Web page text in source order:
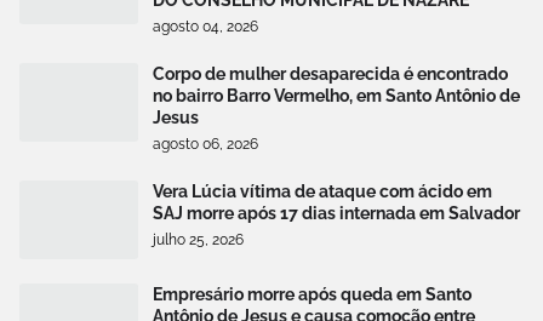
agosto 04, 2026
Corpo de mulher desaparecida é encontrado
no bairro Barro Vermelho, em Santo Antônio de
Jesus
agosto 06, 2026
Vera Lúcia vítima de ataque com ácido em
SAJ morre após 17 dias internada em Salvador
julho 25, 2026
Empresário morre após queda em Santo
Antônio de Jesus e causa comoção entre